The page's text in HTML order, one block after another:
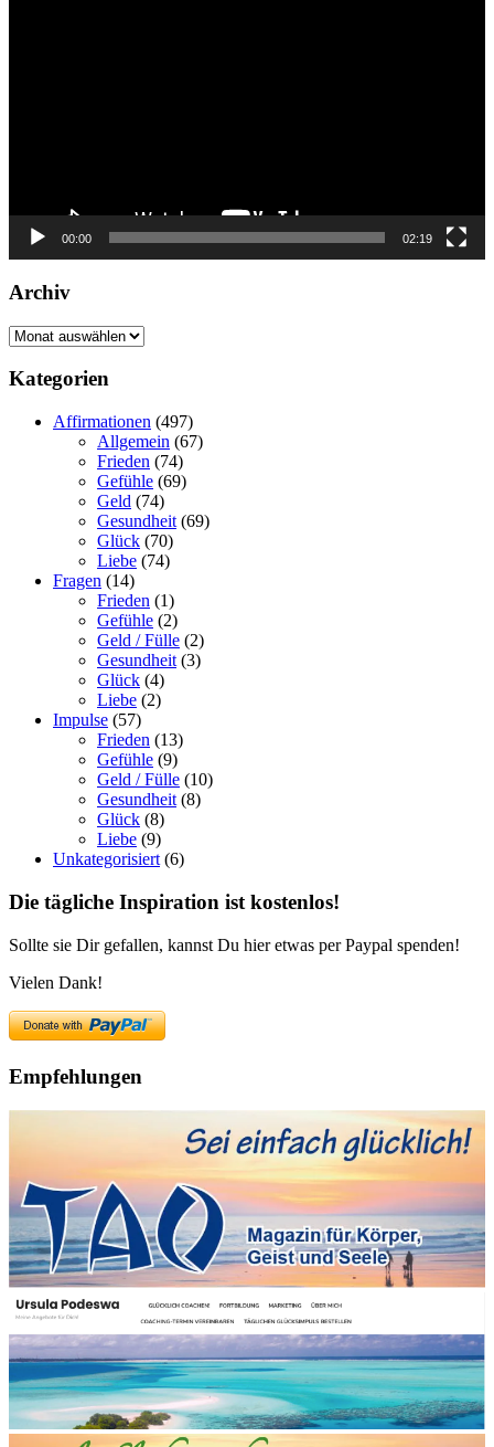
00:00 02:19
Archiv
Archiv
Kategorien
Affirmationen (497)
Allgemein (67)
Frieden (74)
Gefühle (69)
Geld (74)
Gesundheit (69)
Glück (70)
Liebe (74)
Fragen (14)
Frieden (1)
Gefühle (2)
Geld / Fülle (2)
Gesundheit (3)
Glück (4)
Liebe (2)
Impulse (57)
Frieden (13)
Gefühle (9)
Geld / Fülle (10)
Gesundheit (8)
Glück (8)
Liebe (9)
Unkategorisiert (6)
Die tägliche Inspiration ist kostenlos!
Sollte sie Dir gefallen, kannst Du hier etwas per Paypal spenden!
Vielen Dank!
Empfehlungen